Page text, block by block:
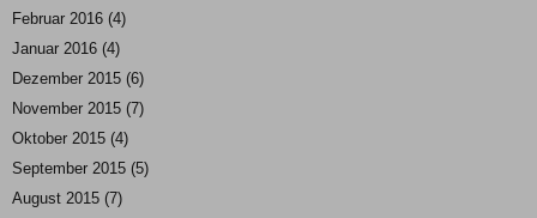
Februar 2016 (4)
Januar 2016 (4)
Dezember 2015 (6)
November 2015 (7)
Oktober 2015 (4)
September 2015 (5)
August 2015 (7)